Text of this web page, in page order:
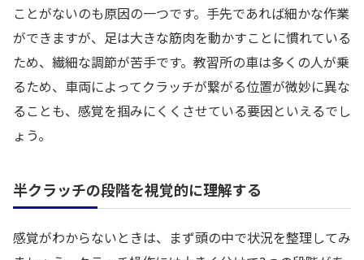
ことがないのも原因の一つです。手先であれば細かな作業
ができますが、足は大きな筋肉を動かすことに慣れている
ため、繊細な調節が苦手です。教習所の車は多くの人が乗
るため、車両によってクラッチが繋がる位置が微妙に異な
ることも、感覚を掴みにくくさせている要因といえるでし
ょう。
半クラッチの段階を視覚的に理解する
感覚がわからないときは、まず頭の中で状況を整理してみ